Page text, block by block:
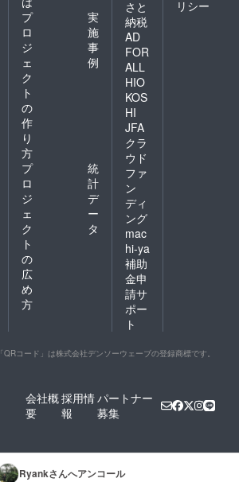
プ
ロ
ジ
ェ
ク
ト
の
作
り
方
実
施
事
例
プ
ロ
ジ
ェ
ク
ト
の
広
め
方
統
計
デ
ー
タ
さと
納税
AD
FOR
ALL
HIO
KOS
HI
JFA
クラ
ウド
ファ
ン
ディ
ング
mac
hi-ya
補助
金申
請サ
ポー
ト
リシー
「QRコード」は株式会社デンソーウェーブの登録商標です。
会社概
要
採用情
報
パートナー
募集
Ryankさんへアンコール